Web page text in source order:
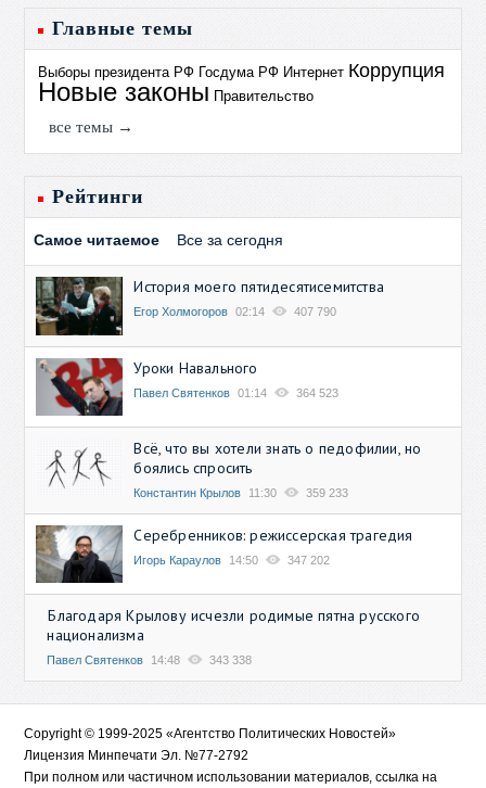
Главные темы
Выборы президента РФ Госдума РФ Интернет Коррупция
Новые законы Правительство
все темы →
Рейтинги
Самое читаемое Все за сегодня
История моего пятидесятисемитства
Егор Холмогоров 02:14 407 790
Уроки Навального
Павел Святенков 01:14 364 523
Всё, что вы хотели знать о педофилии, но
боялись спросить
Константин Крылов 11:30 359 233
Серебренников: режиссерская трагедия
Игорь Караулов 14:50 347 202
Благодаря Крылову исчезли родимые пятна русского
национализма
Павел Святенков 14:48 343 338
Copyright © 1999-2025 «Агентство Политических Новостей»
Лицензия Минпечати Эл. №77-2792
При полном или частичном использовании материалов, ссылка на